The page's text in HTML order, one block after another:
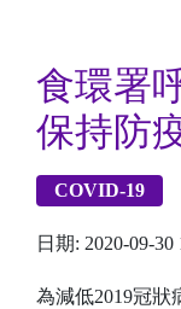
食環署
保持防
COVID-19
日期: 2020-09-30
為減低2019冠狀